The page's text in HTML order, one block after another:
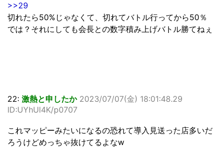
>>29
切れたら50%じゃなくて、切れてバトル行ってから50％
では？それにしても会長との数字積み上げバトル勝てねぇ
22: 激熱と申したか 2023/07/07(金) 18:01:48.29
ID:UYhUl4K/p0707
これマッピーみたいになるの恐れて導入見送った店多いだ
ろうけどめっちゃ抜けてるよなw